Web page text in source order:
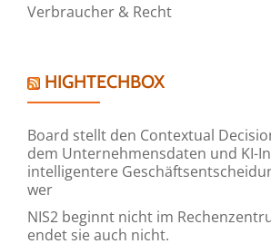
Verbraucher & Recht
HIGHTECHBOX
Board stellt den Contextual
dem Unternehmensdaten und KI-
intelligentere
wer
NIS2 beginnt nicht im
endet sie auch nicht.